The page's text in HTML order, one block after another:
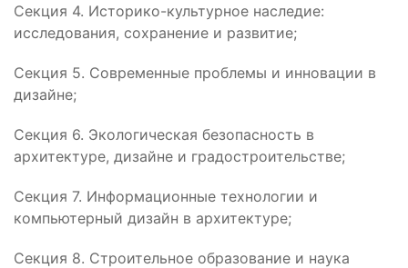
Секция 4. Историко-культурное наследие:
исследования, сохранение и развитие;
Секция 5. Современные проблемы и инновации в
дизайне;
Секция 6. Экологическая безопасность в
архитектуре, дизайне и градостроительстве;
Секция 7. Информационные технологии и
компьютерный дизайн в архитектуре;
Секция 8. Строительное образование и наука